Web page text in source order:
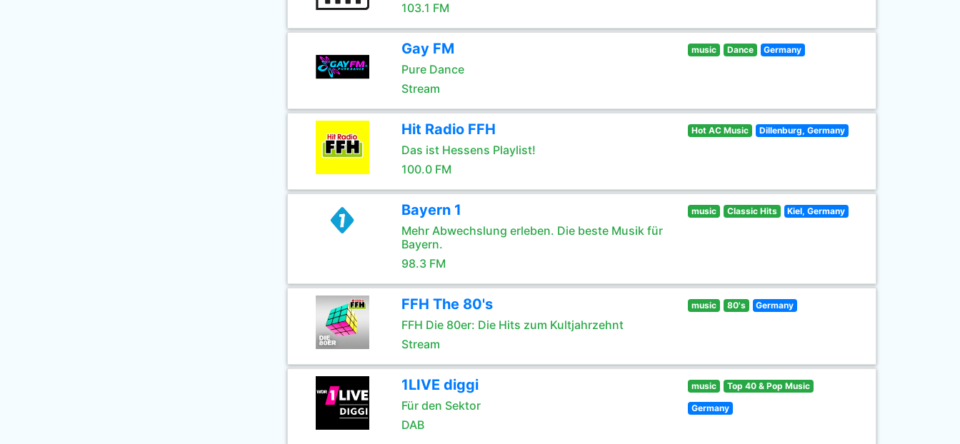
103.1 FM
Gay FM
Pure Dance
Stream
music Dance Germany
Hit Radio FFH
Das ist Hessens Playlist!
100.0 FM
Hot AC Music Dillenburg, Germany
Bayern 1
Mehr Abwechslung erleben. Die beste Musik für
Bayern.
98.3 FM
music Classic Hits Kiel, Germany
FFH The 80's
FFH Die 80er: Die Hits zum Kultjahrzehnt
Stream
music 80's Germany
1LIVE diggi
Für den Sektor
DAB
music Top 40 & Pop Music
Germany